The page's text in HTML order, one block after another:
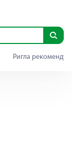
Ригла